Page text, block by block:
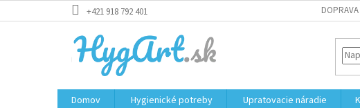
na
+421 918 792 401
Domov Hygienické potreby Upratovacie náradie